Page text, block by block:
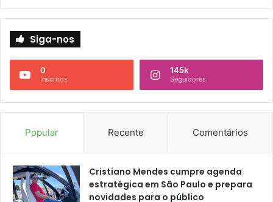
Siga-nos
0
Inscritos
145k
Seguidores
Popular Recente Comentários
Cristiano Mendes cumpre agenda
estratégica em São Paulo e prepara
novidades para o público